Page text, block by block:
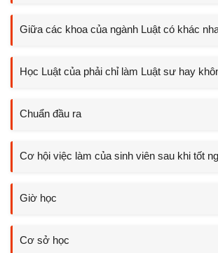
Giữa các khoa của ngành Luật có khác
Học Luật của phải chỉ làm Luật sư hay
Chuẩn đầu ra
Cơ hội việc làm của sinh viên sau khi tốt
Giờ học
Cơ sở học